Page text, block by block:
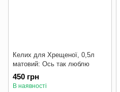
Келих для Хрещеної, 0,5л
матовий: Ось так люблю
450 грн
В наявності